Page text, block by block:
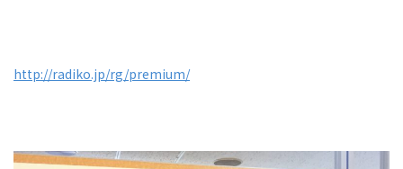
http://radiko.jp/rg/premium/